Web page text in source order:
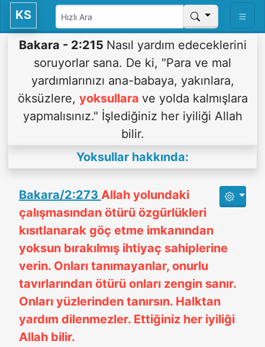
KS
Bakara - 2:215 Nasıl yardım edeceklerini
soruyorlar sana. De ki, "Para ve mal
yardımlarınızı ana-babaya, yakınlara,
öksüzlere, yoksullara ve yolda kalmışlara
yapmalısınız." İşlediğiniz her iyiliği Allah
bilir.
Yoksullar hakkında:
Bakara/2:273 Allah yolundaki
çalışmasından ötürü özgürlükleri
kısıtlanarak göç etme imkanından
yoksun bırakılmış ihtiyaç sahiplerine
verin. Onları tanımayanlar, onurlu
tavırlarından ötürü onları zengin sanır.
Onları yüzlerinden tanırsın. Halktan
yardım dilenmezler. Ettiğiniz her iyiliği
Allah bilir.